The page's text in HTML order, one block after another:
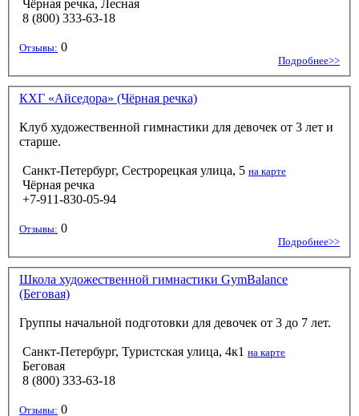
Чёрная речка, Лесная
8 (800) 333-63-18
Отзывы: 0
Подробнее>>
КХГ «Айседора» (Чёрная речка)
Клуб художественной гимнастики для девочек от 3 лет и
старше.
Санкт-Петербург, Сестрорецкая улица, 5 на карте
Чёрная речка
+7-911-830-05-94
Отзывы: 0
Подробнее>>
Школа художественной гимнастики GymBalance
(Беговая)
Группы начальной подготовки для девочек от 3 до 7 лет.
Санкт-Петербург, Туристская улица, 4к1 на карте
Беговая
8 (800) 333-63-18
Отзывы: 0